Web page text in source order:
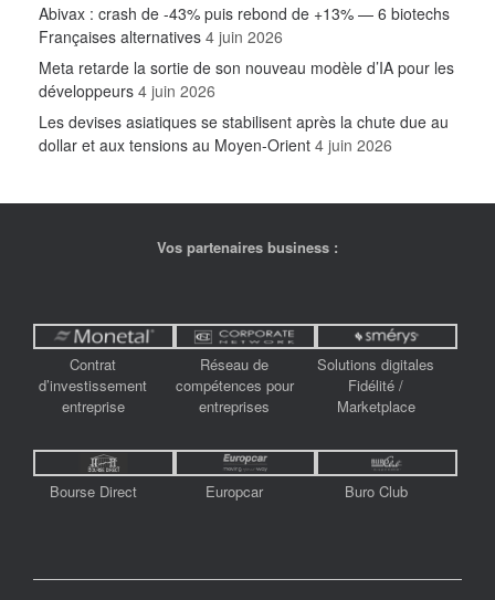
Abivax : crash de -43% puis rebond de +13% — 6 biotechs
Françaises alternatives 4 juin 2026
Meta retarde la sortie de son nouveau modèle d’IA pour les
développeurs 4 juin 2026
Les devises asiatiques se stabilisent après la chute due au
dollar et aux tensions au Moyen-Orient 4 juin 2026
Vos partenaires business :
Contrat
d’investissement
entreprise
Réseau de
compétences pour
entreprises
Solutions digitales
Fidélité /
Marketplace
Bourse Direct Europcar Buro Club